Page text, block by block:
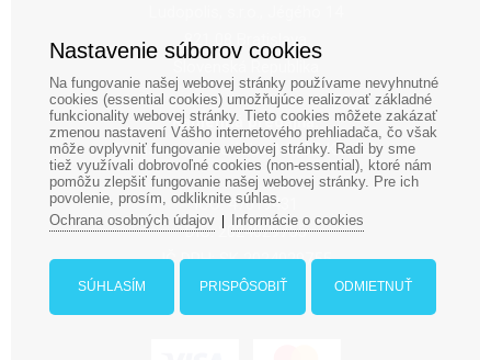
821 08 Bratislava
Kamenná predajňa:
Bratislava, Seberíniho 14 (OC Kocka)
IČO: 47619431
DIČ: 2024029755
IČ DPH: SK 2024029755
Nastavenie súborov cookies
Na fungovanie našej webovej stránky používame nevyhnutné
cookies (essential cookies) umožňujúce realizovať základné
funkcionality webovej stránky. Tieto cookies môžete zakázať
zmenou nastavení Vášho internetového prehliadača, čo však
môže ovplyvniť fungovanie webovej stránky. Radi by sme
tiež využívali dobrovoľné cookies (non-essential), ktoré nám
pomôžu zlepšiť fungovanie našej webovej stránky. Pre ich
povolenie, prosím, odkliknite súhlas.
Ochrana osobných údajov| Informácie o cookies
SÚHLASÍM PRISPÔSOBIŤ ODMIETNUŤ